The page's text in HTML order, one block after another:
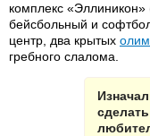
комплекс
бейсбольный и
центр, два крытых
гребного слалома.
сделать